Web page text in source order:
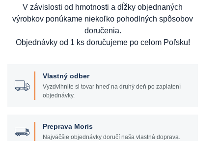
V závislosti od hmotnosti a dĺžky objednaných
výrobkov ponúkame niekoľko pohodlných spôsobov
doručenia.
Objednávky od 1 ks doručujeme po celom Poľsku!
Vlastný odber
Vyzdvihnite si tovar hneď na druhý deň po zaplatení
objednávky.
Preprava Moris
Najväčšie objednávky doručí naša vlastná doprava.